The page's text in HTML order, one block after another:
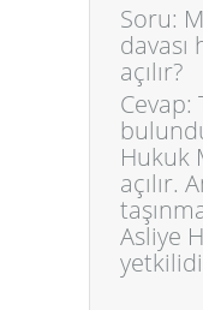
Soru:
açılır?
Cevap:
Hukuk
açılır.
Asliye